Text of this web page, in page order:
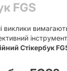
FGS
Стікербук